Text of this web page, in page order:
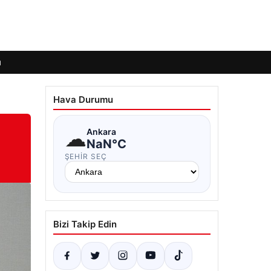
Hava Durumu
☁Ankara
NaN°C
ŞEHIR SEÇ
Bizi Takip Edin